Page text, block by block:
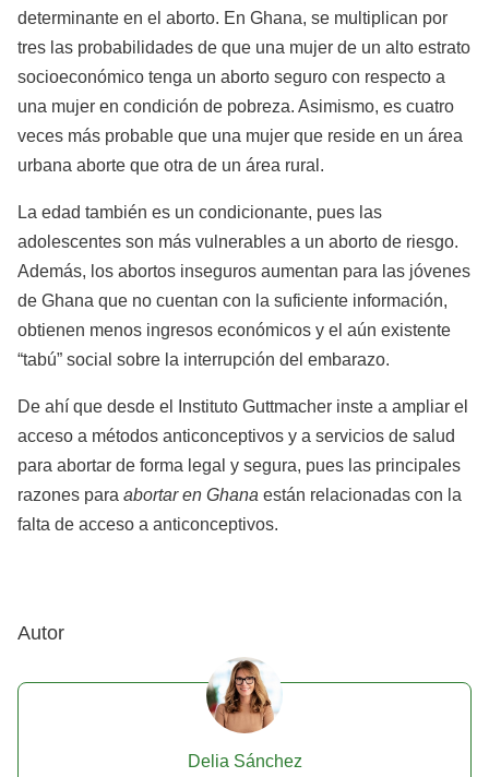
determinante en el aborto. En Ghana, se multiplican por
tres las probabilidades de que una mujer de un alto estrato
socioeconómico tenga un aborto seguro con respecto a
una mujer en condición de pobreza. Asimismo, es cuatro
veces más probable que una mujer que reside en un área
urbana aborte que otra de un área rural.
La edad también es un condicionante, pues las
adolescentes son más vulnerables a un aborto de riesgo.
Además, los abortos inseguros aumentan para las jóvenes
de Ghana que no cuentan con la suficiente información,
obtienen menos ingresos económicos y el aún existente
“tabú” social sobre la interrupción del embarazo.
De ahí que desde el Instituto Guttmacher inste a ampliar el
acceso a métodos anticonceptivos y a servicios de salud
para abortar de forma legal y segura, pues las principales
razones para abortar en Ghana están relacionadas con la
falta de acceso a anticonceptivos.
Autor
Delia Sánchez